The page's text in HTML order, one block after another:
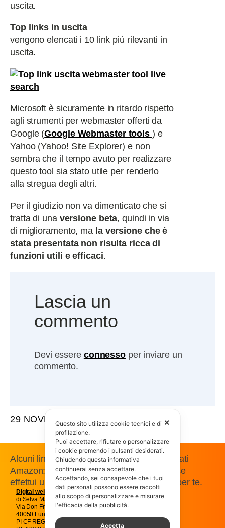
uscita.
Top links in uscita
vengono elencati i 10 link più rilevanti in
uscita.
Microsoft è sicuramente in ritardo rispetto
agli strumenti per webmaster offerti da
Google (Google Webmaster tools ) e
Yahoo (Yahoo! Site Explorer) e non
sembra che il tempo avuto per realizzare
questo tool sia stato utile per renderlo
alla stregua degli altri.
Per il giudizio non va dimenticato che si
tratta di una versione beta, quindi in via
di miglioramento, ma la versione che è
stata presentata non risulta ricca di
funzioni utili e efficaci.
Lascia un
commento
Devi essere connesso per inviare un
commento.
29 NOVEMBRE 2007
Alcuni link presenti in questo sito sono affiliati
Amazon: guadagniamo una commissione se
effettui un acquisto, senza costi aggiuntivi per te.
Digital web
Magic snc
di Selva Massimo e C.
Via Don Francesco Pasti 22
40050 Funo Argelato Bologna
PI CF REG IMP BO01707541205
✕
Questo sito utilizza cookie tecnici e di
profilazione.
Puoi accettare, rifiutare o personalizzare
i cookie premendo i pulsanti desiderati.
Chiudendo questa informativa
continuerai senza accettare.
Accettando, sei consapevole che i tuoi
dati personali possono essere raccolti
allo scopo di personalizzare e misurare
l'efficacia della pubblicità.
Accetta